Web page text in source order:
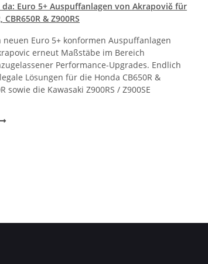
da: Euro 5+ Auspuffanlagen von Akrapovič für
CBR650R & Z900RS
neuen Euro 5+ konformen Auspuffanlagen
erneut Maßstäbe im Bereich
Performance-Upgrades. Endlich
Lösungen für die Honda CB650R &
sowie die Kawasaki Z900RS / Z900SE